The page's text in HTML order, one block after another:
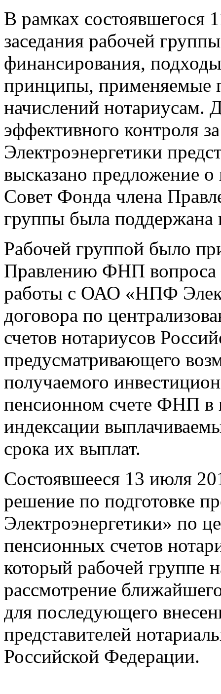
В рамках состоявшегося
заседания рабочей
финансирования,
принципы, применяемые
начислений нотариусам.
эффективного контроля
Электроэнергетики
высказано предложение
Совет Фонда члена
группы была поддержана
Рабочей группой было
Правлению ФНП вопроса
работы с ОАО «НПФ
договора по
счетов нотариусов
предусматривающего
получаемого
пенсионном счете ФНП в
индексации
срока их выплат.
Состоявшееся 13 июля
решение по подготовке
Электроэнергетики» по
пенсионных счетов
который рабочей группе
рассмотрение
для последующего
представителей
Российской Федерации.